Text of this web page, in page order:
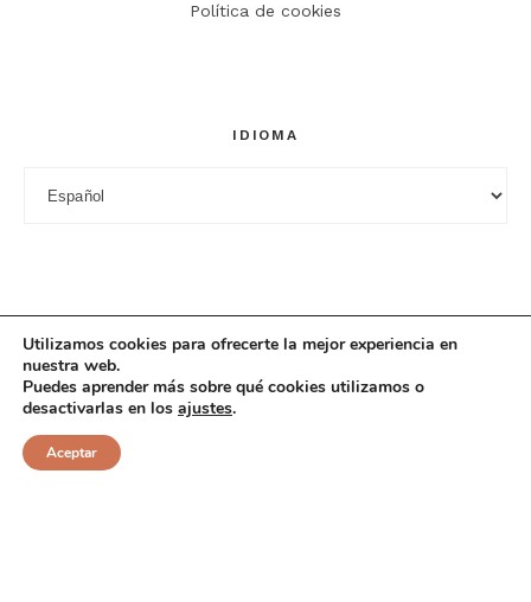
Política de cookies
IDIOMA
© 2025 Cuciniana. All rights reserved.
Utilizamos cookies para ofrecerte la mejor experiencia en
nuestra web.
Puedes aprender más sobre qué cookies utilizamos o
desactivarlas en los ajustes.
Aceptar